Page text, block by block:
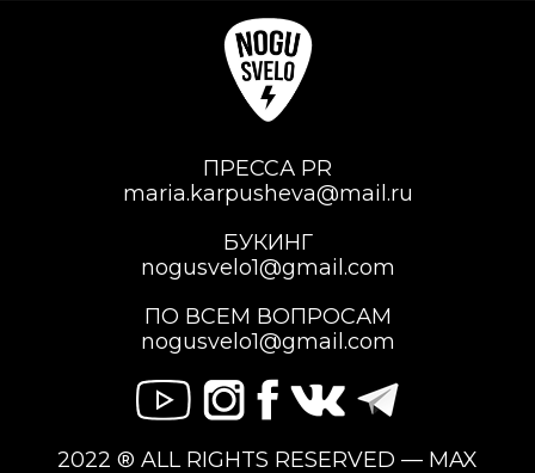
ПРЕССА PR
maria.karpusheva@mail.ru
БУКИНГ
nogusvelo1@gmail.com
ПО ВСЕМ ВОПРОСАМ
nogusvelo1@gmail.com
2022 ® ALL RIGHTS RESERVED — MAX